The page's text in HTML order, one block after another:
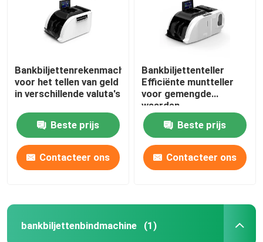
Producten
Bankbiljettenrekenmachine
voor het tellen van geld
in verschillende valuta's
Beste prijs
Contacteer ons
Bankbiljettenteller
Efficiënte muntteller
voor gemengde
waarden
Beste prijs
Contacteer ons
bankbiljettenbindmachine (1)